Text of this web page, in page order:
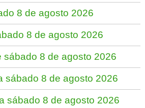
8 de agosto 2026
8 de agosto 2026
sábado 8 de agosto 2026
sábado 8 de agosto 2026
sábado 8 de agosto 2026